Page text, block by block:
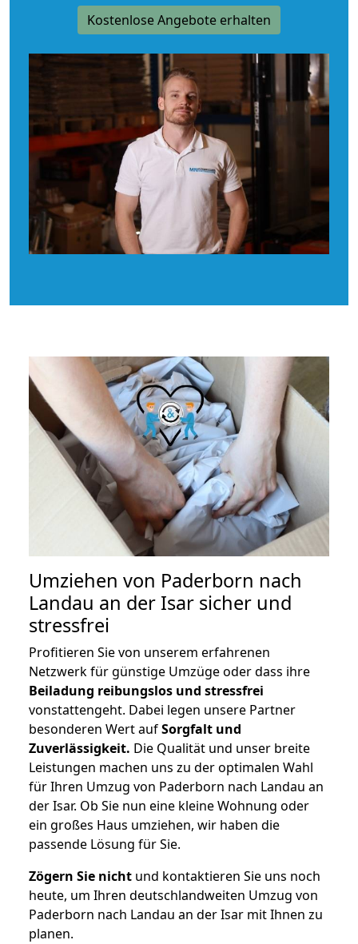
Kostenlose Angebote erhalten
Umziehen von Paderborn nach
Landau an der Isar sicher und
stressfrei
Profitieren Sie von unserem erfahrenen
Netzwerk für günstige Umzüge oder dass ihre
Beiladung reibungslos und stressfrei
vonstattengeht. Dabei legen unsere Partner
besonderen Wert aufSorgfalt und
Zuverlässigkeit. Die Qualität und unser breite
Leistungen machen uns zu der optimalen Wahl
für Ihren Umzug von Paderborn nach Landau an
der Isar. Ob Sie nun eine kleine Wohnung oder
ein großes Haus umziehen, wir haben die
passende Lösung für Sie.
Zögern Sie nicht und kontaktieren Sie uns noch
heute, um Ihren deutschlandweiten Umzug von
Paderborn nach Landau an der Isar mit Ihnen zu
planen.